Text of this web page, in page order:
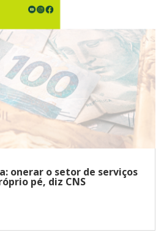
onerar o setor de serviços
pé, diz CNS